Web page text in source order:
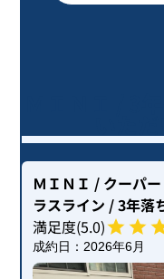
ＭＩＮＩ / クーパ
ラスライン / 3年落
満足度(5.0)
成約日： 2026年6月